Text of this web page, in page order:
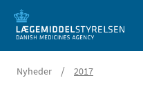
Nyheder / 2017